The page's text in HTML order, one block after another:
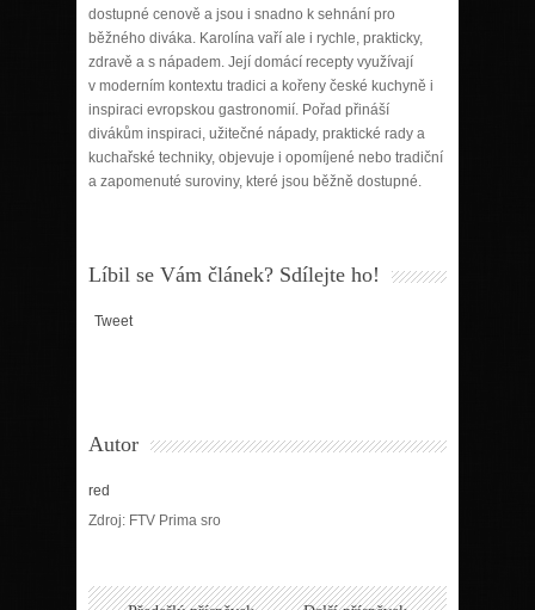
dostupné cenově a jsou i snadno k sehnání pro
běžného diváka. Karolína vaří ale i rychle, prakticky,
zdravě a s nápadem. Její domácí recepty využívají
v moderním kontextu tradici a kořeny české kuchyně i
inspiraci evropskou gastronomií. Pořad přináší
divákům inspiraci, užitečné nápady, praktické rady a
kuchařské techniky, objevuje i opomíjené nebo tradiční
a zapomenuté suroviny, které jsou běžně dostupné.
Líbil se Vám článek? Sdílejte ho!
Tweet
Autor
red
Zdroj: FTV Prima sro